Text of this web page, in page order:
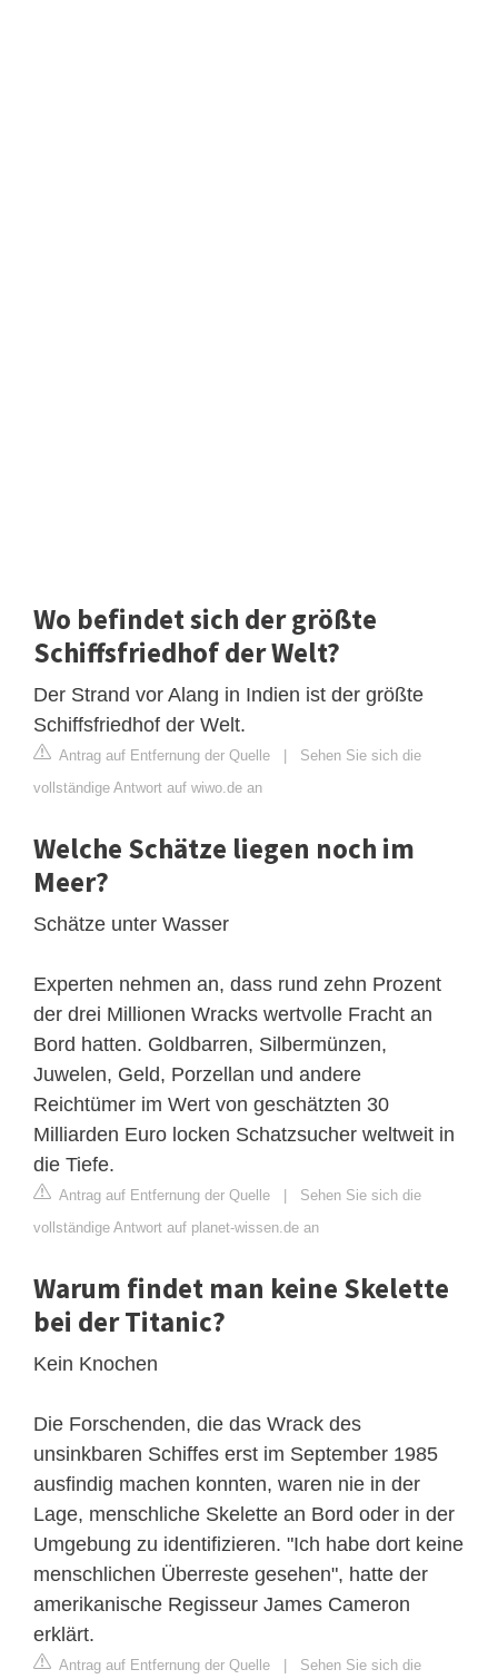
Wo befindet sich der größte
Schiffsfriedhof der Welt?
Der Strand vor Alang in Indien ist der größte
Schiffsfriedhof der Welt.
Antrag auf Entfernung der Quelle | Sehen Sie sich die
vollständige Antwort auf wiwo.de an
Welche Schätze liegen noch im
Meer?
Schätze unter Wasser
Experten nehmen an, dass rund zehn Prozent
der drei Millionen Wracks wertvolle Fracht an
Bord hatten. Goldbarren, Silbermünzen,
Juwelen, Geld, Porzellan und andere
Reichtümer im Wert von geschätzten 30
Milliarden Euro locken Schatzsucher weltweit in
die Tiefe.
Antrag auf Entfernung der Quelle | Sehen Sie sich die
vollständige Antwort auf planet-wissen.de an
Warum findet man keine Skelette
bei der Titanic?
Kein Knochen
Die Forschenden, die das Wrack des
unsinkbaren Schiffes erst im September 1985
ausfindig machen konnten, waren nie in der
Lage, menschliche Skelette an Bord oder in der
Umgebung zu identifizieren. "Ich habe dort keine
menschlichen Überreste gesehen", hatte der
amerikanische Regisseur James Cameron
erklärt.
Antrag auf Entfernung der Quelle | Sehen Sie sich die